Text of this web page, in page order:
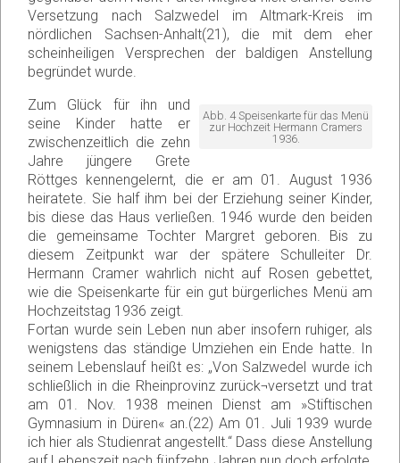
Versetzung nach Salzwedel im Altmark-Kreis im
nördlichen Sachsen-Anhalt(21), die mit dem eher
scheinheiligen Versprechen der baldigen Anstellung
begründet wurde.
Abb. 4 Speisenkarte für das Menü
zur Hochzeit Hermann Cramers
1936.
Zum Glück für ihn und
seine Kinder hatte er
zwischenzeitlich die zehn
Jahre jüngere Grete
Röttges kennengelernt, die er am 01. August 1936
heiratete. Sie half ihm bei der Erziehung seiner Kinder,
bis diese das Haus verließen. 1946 wurde den beiden
die gemeinsame Tochter Margret geboren. Bis zu
diesem Zeitpunkt war der spätere Schulleiter Dr.
Hermann Cramer wahrlich nicht auf Rosen gebettet,
wie die Speisenkarte für ein gut bürgerliches Menü am
Hochzeitstag 1936 zeigt.
Fortan wurde sein Leben nun aber insofern ruhiger, als
wenigstens das ständige Umziehen ein Ende hatte. In
seinem Lebenslauf heißt es: „Von Salzwedel wurde ich
schließlich in die Rheinprovinz zurück¬versetzt und trat
am 01. Nov. 1938 meinen Dienst am »Stiftischen
Gymnasium in Düren« an.(22) Am 01. Juli 1939 wurde
ich hier als Studienrat angestellt.“ Dass diese Anstellung